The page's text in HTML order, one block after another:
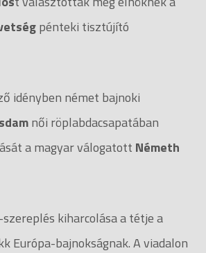
pénteki tisztújító
idényben német bajnoki
női röplabdacsapatában
a magyar válogatott Németh
kiharcolása a tétje a
Európa-bajnokságnak. A viadalon